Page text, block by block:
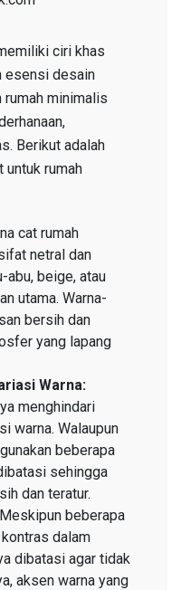
ciri khas
esensi desain
minimalis
Berikut adalah
untuk rumah
cat rumah
netral dan
abu, beige, atau
utama. Warna-
bersih dan
yang lapang
Warna:
menghindari
warna. Walaupun
beberapa
sehingga
dan teratur.
Meskipun beberapa
dalam
dibatasi agar tidak
aksen warna yang